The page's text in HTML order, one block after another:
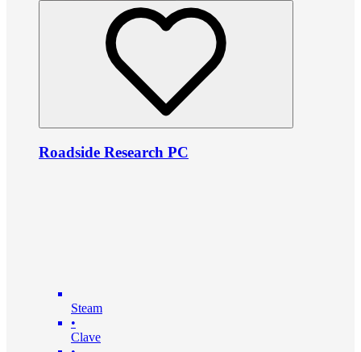
Roadside Research PC
Steam
•
Clave